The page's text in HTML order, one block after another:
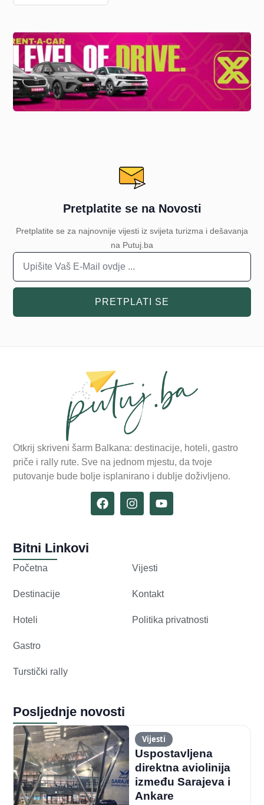
Pretplatite se na Novosti
Pretplatite se za najnovnije vijesti iz svijeta turizma i dešavanja
na Putuj.ba
PRETPLATI SE
Otkrij skriveni šarm Balkana: destinacije, hoteli, gastro
priče i rally rute. Sve na jednom mjestu, da tvoje
putovanje bude bolje isplanirano i dublje doživljeno.
Bitni Linkovi
Početna
Destinacije
Hoteli
Gastro
Turstički rally
Vijesti
Kontakt
Politika privatnosti
Posljednje novosti
Vijesti
Uspostavljena
direktna aviolinija
između Sarajeva i
Ankare